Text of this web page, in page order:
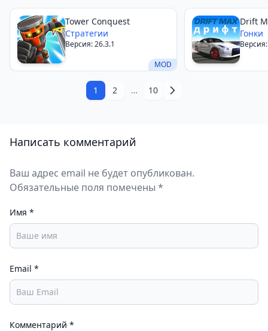
MOD
Tower Conquest
Стратегии
Версия: 26.3.1
Drift
Гонки
1 2 … 10
Написать комментарий
Ваш адрес email не будет опубликован.
Обязательные поля помечены *
Имя *
Email *
Комментарий *